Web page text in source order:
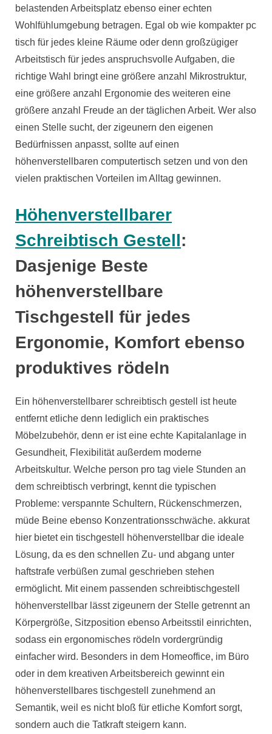
belastenden Arbeitsplatz ebenso einer echten
Wohlfühlumgebung betragen. Egal ob wie kompakter pc
tisch für jedes kleine Räume oder denn großzügiger
Arbeitstisch für jedes anspruchsvolle Aufgaben, die
richtige Wahl bringt eine größere anzahl Mikrostruktur,
eine größere anzahl Ergonomie des weiteren eine
größere anzahl Freude an der täglichen Arbeit. Wer also
einen Stelle sucht, der zigeunern den eigenen
Bedürfnissen anpasst, sollte auf einen
höhenverstellbaren computertisch setzen und von den
vielen praktischen Vorteilen im Alltag gewinnen.
Höhenverstellbarer
Schreibtisch Gestell:
Dasjenige Beste
höhenverstellbare
Tischgestell für jedes
Ergonomie, Komfort ebenso
produktives rödeln
Ein höhenverstellbarer schreibtisch gestell ist heute
entfernt etliche denn lediglich ein praktisches
Möbelzubehör, denn er ist eine echte Kapitalanlage in
Gesundheit, Flexibilität außerdem moderne
Arbeitskultur. Welche person pro tag viele Stunden an
dem schreibtisch verbringt, kennt die typischen
Probleme: verspannte Schultern, Rückenschmerzen,
müde Beine ebenso Konzentrationsschwäche. akkurat
hier bietet ein tischgestell höhenverstellbar die ideale
Lösung, da es den schnellen Zu- und abgang unter
haftstrafe verbüßen zumal geschrieben stehen
ermöglicht. Mit einem passenden schreibtischgestell
höhenverstellbar lässt zigeunern der Stelle getrennt an
Körpergröße, Sitzposition ebenso Arbeitsstil einrichten,
sodass ein ergonomisches rödeln vordergründig
einfacher wird. Besonders in dem Homeoffice, im Büro
oder in dem kreativen Arbeitsbereich gewinnt ein
höhenverstellbares tischgestell zunehmend an
Semantik, weil es nicht bloß für etliche Komfort sorgt,
sondern auch die Tatkraft steigern kann.